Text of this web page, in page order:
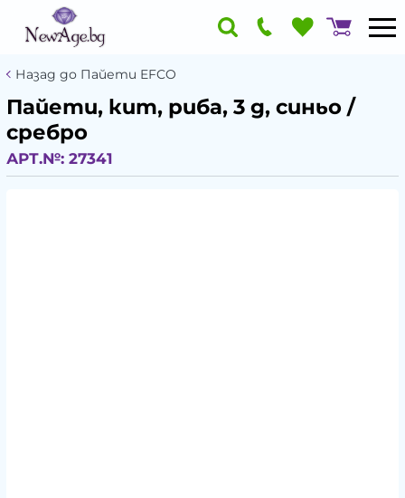
Назад до Пайети EFCO
Пайети, кит, риба, 3 g, синьо /
сребро
АРТ.№: 27341